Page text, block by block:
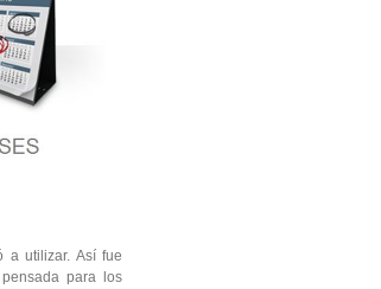
a utilizar. Así fue
para los